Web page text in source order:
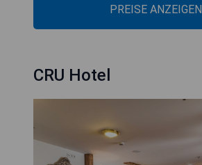
PREISE ANZEIGEN
CRU Hotel